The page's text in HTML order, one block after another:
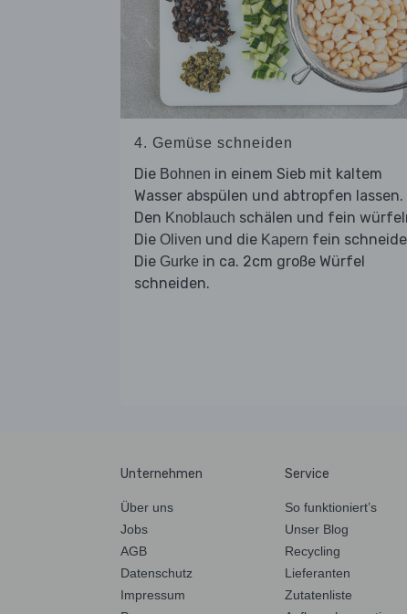
4. Gemüse schneiden
Die Bohnen in einem Sieb mit kaltem
Wasser abspülen und abtropfen lassen.
Den Knoblauch schälen und fein
Die Oliven und die Kapern fein
Die Gurke in ca. 2cm große Würfel
schneiden.
Unternehmen
Über uns
Jobs
AGB
Datenschutz
Impressum
Service
So funktioniert’s
Unser Blog
Recycling
Lieferanten
Zutatenliste